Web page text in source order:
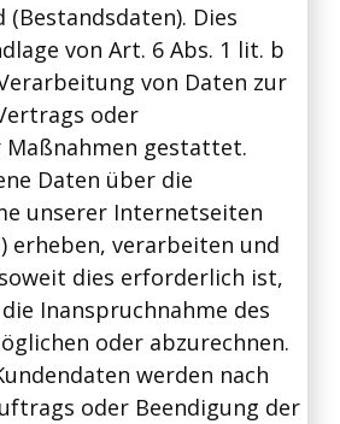
Dies
von Art. 6 Abs. 1 lit. b
von Daten zur
oder
gestattet.
Daten über die
unserer Internetseiten
erheben, verarbeiten und
dies erforderlich ist,
Inanspruchnahme des
oder abzurechnen.
werden nach
oder Beendigung der